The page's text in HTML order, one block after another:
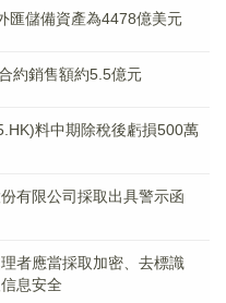
匯儲備資產為4478億美元
約銷售額約5.5億元
料中期除稅後虧損500萬
有限公司採取出具警示函
者應當採取加密、去標識
息安全